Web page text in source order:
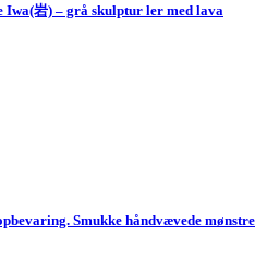
Iwa(岩) – grå skulptur ler med lava
Smukke håndvævede mønstre